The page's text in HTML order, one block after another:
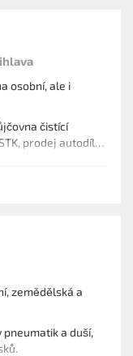
osobní, ale i
čistící
prodej autodílů,
zemědělská a
a duší,